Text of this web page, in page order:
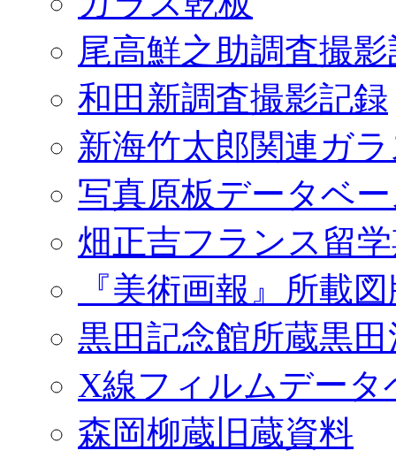
尾高鮮之助調査撮
和田新調査撮影記録
新海竹太郎関連ガ
写真原板データベ
畑正吉フランス留
『美術画報』所載
黒田記念館所蔵黒
X線フィルムデータ
森岡柳蔵旧蔵資料